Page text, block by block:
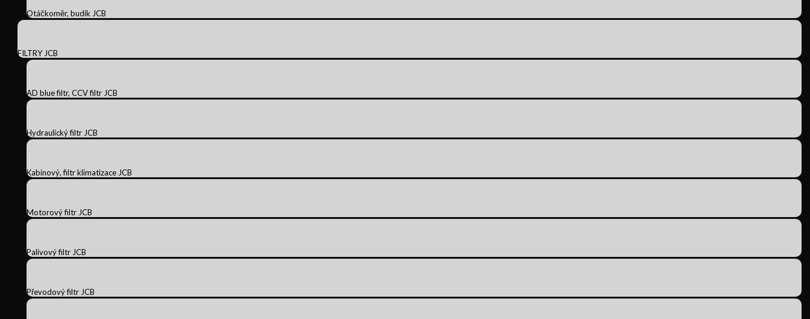
Otáčkoměr, budík JCB
FILTRY JCB
AD blue filtr, CCV filtr JCB
Hydraulický filtr JCB
Kabinový, filtr klimatizace JCB
Motorový filtr JCB
Palivový filtr JCB
Převodový filtr JCB